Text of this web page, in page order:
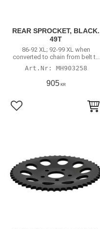
REAR SPROCKET, BLACK.
49T
86-92 XL; 92-99 XL when
converted to chain from belt to
rear chain.
MH903258
905KR
Lägg till i favoriter